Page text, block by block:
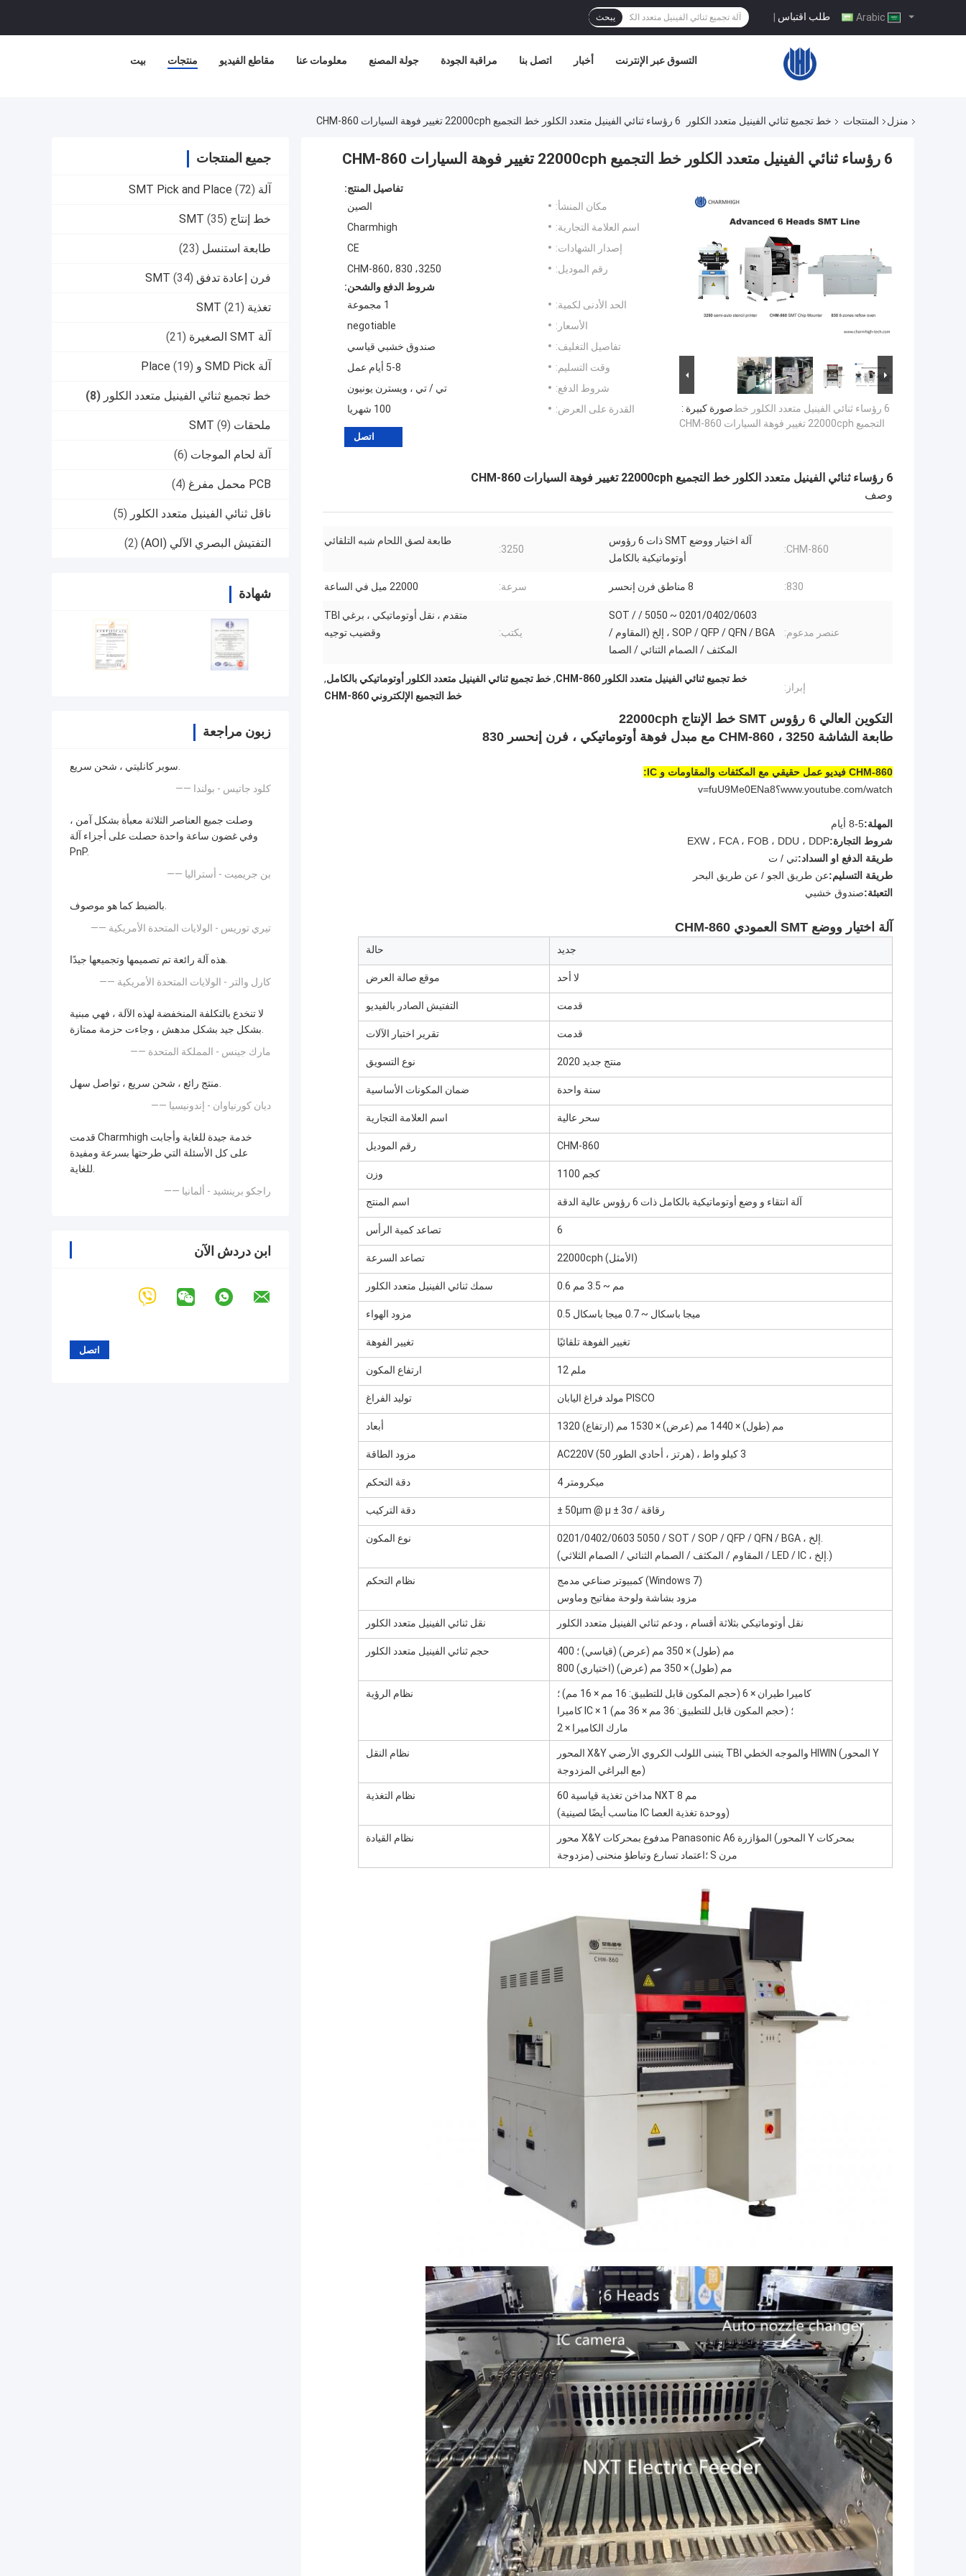
طلب اقتباس | يبحث
بيت منتجات مقاطع الفيديو معلومات عنا جولة المصنع مراقبة الجودة اتصل بنا أخبار التسوق عبر الإنترنت
منزل المنتجات خط تجميع ثنائي الفينيل متعدد الكلور 6 رؤساء ثنائي الفينيل متعدد الكلور خط التجميع 22000cph تغيير فوهة السيارات CHM-860
جميع المنتجات
آلة SMT Pick and Place (72)
خط إنتاج SMT (35)
طابعة استنسل (23)
فرن إعادة تدفق SMT (34)
تغذية SMT (21)
آلة SMT الصغيرة (21)
آلة SMD Pick و Place (19)
خط تجميع ثنائي الفينيل متعدد الكلور (8)
ملحقات SMT (9)
آلة لحام الموجات (6)
PCB محمل مفرغ (4)
ناقل ثنائي الفينيل متعدد الكلور (5)
التفتيش البصري الآلي (AOI) (2)
شهادة
زبون مراجعة
سوبر كانليتي ، شحن سريع.
—— كلود جاتيس - بولندا
وصلت جميع العناصر الثلاثة معبأة بشكل آمن ،
وفي غضون ساعة واحدة حصلت على أجزاء آلة
PnP.
—— بن جريميت - أستراليا
بالضبط كما هو موصوف.
—— تيري توريس - الولايات المتحدة الأمريكية
هذه آلة رائعة تم تصميمها وتجميعها جيدًا.
—— كارل والتر - الولايات المتحدة الأمريكية
لا تنخدع بالتكلفة المنخفضة لهذه الآلة ، فهي مبنية
بشكل جيد بشكل مدهش ، وجاءت حزمة ممتازة.
—— مارك جينس - المملكة المتحدة
منتج رائع ، شحن سريع ، تواصل سهل.
—— ديان كورنياوان - إندونيسيا
قدمت Charmhigh خدمة جيدة للغاية وأجابت
على كل الأسئلة التي طرحتها بسرعة ومفيدة
للغاية.
—— راجكو برينشيد - ألمانيا
ابن دردش الآن
6 رؤساء ثنائي الفينيل متعدد الكلور خط التجميع 22000cph تغيير فوهة السيارات CHM-860
صورة كبيرة :6 رؤساء ثنائي الفينيل متعدد الكلور خط
التجميع 22000cph تغيير فوهة السيارات CHM-860
تفاصيل المنتج:
مكان المنشأ:
الصين
اسم العلامة التجارية:
Charmhigh
إصدار الشهادات:
CE
رقم الموديل:
3250، CHM-860، 830
شروط الدفع والشحن:
الحد الأدنى لكمية:
1 مجموعة
الأسعار:
negotiable
تفاصيل التغليف:
صندوق خشبي قياسي
وقت التسليم:
5-8 أيام عمل
شروط الدفع:
تي / تي ، ويسترن يونيون
القدرة على العرض:
100 شهريا
اتصل
6 رؤساء ثنائي الفينيل متعدد الكلور خط التجميع 22000cph تغيير فوهة السيارات CHM-860
وصف
CHM-860:
آلة اختيار ووضع SMT ذات 6 رؤوس
أوتوماتيكية بالكامل
3250:
طابعة لصق اللحام شبه التلقائي
830: 8 مناطق فرن إنحسر سرعة: 22000 ميل في الساعة
عنصر مدعوم:
0201/0402/0603 ~ 5050 / SOT /
SOP / QFP / QFN / BGA ، إلخ (المقاوم /
المكثف / الصمام الثنائي / الصما
يكتب:
متقدم ، نقل أوتوماتيكي ، برغي TBI
وقضيب توجيه
إبراز:
خط تجميع ثنائي الفينيل متعدد الكلور CHM-860 ,خط تجميع ثنائي الفينيل متعدد الكلور أوتوماتيكي بالكامل,
خط التجميع الإلكتروني CHM-860
التكوين العالي 6 رؤوس SMT خط الإنتاج 22000cph
طابعة الشاشة 3250 ، CHM-860 مع مبدل فوهة أوتوماتيكي ، فرن إنحسر 830
CHM-860 فيديو عمل حقيقي مع المكثفات والمقاومات و IC:
www.youtube.com/watch؟v=fuU9Me0ENa8
المهلة:5-8 أيام
شروط التجارة:EXW ، FCA ، FOB ، DDU ، DDP
طريقة الدفع او السداد:تي / ت
طريقة التسليم:عن طريق الجو / عن طريق البحر
التعبئة:صندوق خشبي
آلة اختيار ووضع SMT العمودي CHM-860
حالة جديد
موقع صالة العرض لا أحد
التفتيش الصادر بالفيديو قدمت
تقرير اختبار الآلات قدمت
نوع التسويق منتج جديد 2020
ضمان المكونات الأساسية سنة واحدة
اسم العلامة التجارية سحر عالية
رقم الموديل CHM-860
وزن 1100 كجم
اسم المنتج آلة انتقاء و وضع أوتوماتيكية بالكامل ذات 6 رؤوس عالية الدقة
تصاعد كمية الرأس 6
تصاعد السرعة 22000cph (الأمثل)
سمك ثنائي الفينيل متعدد الكلور 0.6 مم ~ 3.5 مم
مزود الهواء 0.5 ميجا باسكال ~ 0.7 ميجا باسكال
تغيير الفوهة تغيير الفوهة تلقائيًا
ارتفاع المكون 12 ملم
توليد الفراغ مولد فراغ اليابان PISCO
أبعاد 1320 مم (طول) × 1440 مم (عرض) × 1530 مم (ارتفاع)
مزود الطاقة AC220V (50 هرتز ، أحادي الطور) ، 3 كيلو واط
دقة التحكم 4 ميكرومتر
دقة التركيب ± 50μm @ μ ± 3σ / رقاقة
نوع المكون
0201/0402/0603 5050 / SOT / SOP / QFP / QFN / BGA ، إلخ.
(المقاوم / المكثف / الصمام الثنائي / الصمام الثلاثي / LED / IC ، إلخ.)
نظام التحكم
كمبيوتر صناعي مدمج (Windows 7)
مزود بشاشة ولوحة مفاتيح وماوس
نقل ثنائي الفينيل متعدد الكلور نقل أوتوماتيكي بثلاثة أقسام ، ودعم ثنائي الفينيل متعدد الكلور
حجم ثنائي الفينيل متعدد الكلور
400 مم (طول) × 350 مم (عرض) (قياسي) ؛
800 مم (طول) × 350 مم (عرض) (اختياري)
نظام الرؤية
كاميرا طيران × 6 (حجم المكون قابل للتطبيق: 16 مم × 16 مم) ؛
كاميرا IC × 1 (حجم المكون قابل للتطبيق: 36 مم × 36 مم) ؛
مارك الكاميرا × 2
نظام النقل
المحور X&Y يتبنى اللولب الكروي الأرضي TBI والموجه الخطي HIWIN (المحور Y
مع البراغي المزدوجة)
نظام التغذية
60 مداخن تغذية قياسية NXT 8 مم
(مناسب أيضًا لصينية IC ووحدة تغذية العصا)
نظام القيادة
محور X&Y مدفوع بمحركات Panasonic A6 المؤازرة (المحور Y بمحركات
مزدوجة) ؛اعتماد تسارع وتباطؤ منحنى S مرن